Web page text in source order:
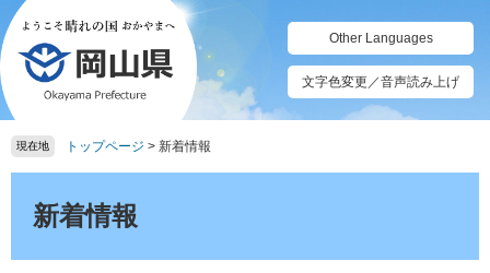
ペ
ー
ジ
の
先
頭
す。
メ
ニ
ュ
ー
を
飛
し
へ
Other Languages
文字色変更／音声読み上げ
現在地 トップページ > 新着情報
新着情報